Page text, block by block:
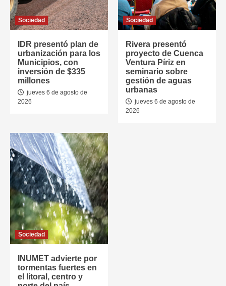
Sociedad
IDR presentó plan de
urbanización para los
Municipios, con
inversión de $335
millones
jueves 6 de agosto de
2026
Sociedad
Rivera presentó
proyecto de Cuenca
Ventura Píriz en
seminario sobre
gestión de aguas
urbanas
jueves 6 de agosto de
2026
Sociedad
INUMET advierte por
tormentas fuertes en
el litoral, centro y